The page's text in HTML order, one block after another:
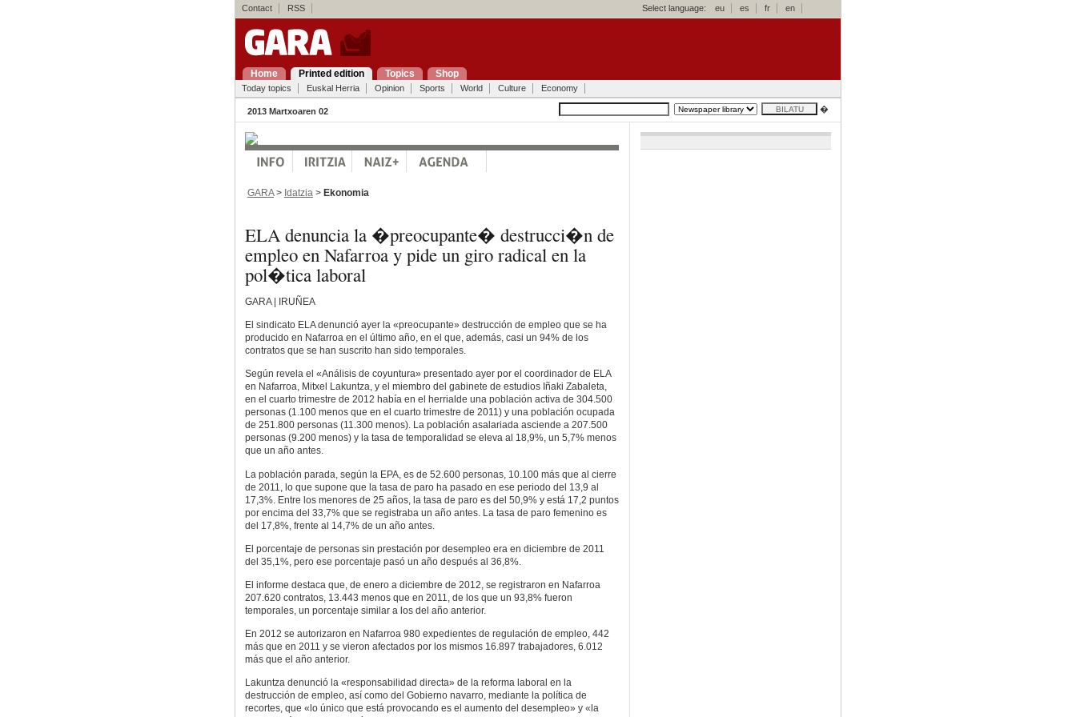
Contact RSS Select language: eu es fr en
Home Printed edition Topics Shop
Today topics Euskal Herria Opinion Sports World Culture Economy
2013 Martxoaren 02 �
GARA> Idatzia > Ekonomia
ELA denuncia la �preocupante� destrucci�n de
empleo en Nafarroa y pide un giro radical en la
pol�tica laboral
GARA | IRUÑEA
El sindicato ELA denunció ayer la «preocupante» destrucción de empleo que se ha
producido en Nafarroa en el último año, en el que, además, casi un 94% de los
contratos que se han suscrito han sido temporales.
Según revela el «Análisis de coyuntura» presentado ayer por el coordinador de ELA
en Nafarroa, Mitxel Lakuntza, y el miembro del gabinete de estudios Iñaki Zabaleta,
en el cuarto trimestre de 2012 había en el herrialde una población activa de 304.500
personas (1.100 menos que en el cuarto trimestre de 2011) y una población ocupada
de 251.800 personas (11.300 menos). La población asalariada asciende a 207.500
personas (9.200 menos) y la tasa de temporalidad se eleva al 18,9%, un 5,7% menos
que un año antes.
La población parada, según la EPA, es de 52.600 personas, 10.100 más que al cierre
de 2011, lo que supone que la tasa de paro ha pasado en ese periodo del 13,9 al
17,3%. Entre los menores de 25 años, la tasa de paro es del 50,9% y está 17,2 puntos
por encima del 33,7% que se registraba un año antes. La tasa de paro femenino es
del 17,8%, frente al 14,7% de un año antes.
El porcentaje de personas sin prestación por desempleo era en diciembre de 2011
del 35,1%, pero ese porcentaje pasó un año después al 36,8%.
El informe destaca que, de enero a diciembre de 2012, se registraron en Nafarroa
207.620 contratos, 13.443 menos que en 2011, de los que un 93,8% fueron
temporales, un porcentaje similar a los del año anterior.
En 2012 se autorizaron en Nafarroa 980 expedientes de regulación de empleo, 442
más que en 2011 y se vieron afectados por los mismos 16.897 trabajadores, 6.012
más que el año anterior.
Lakuntza denunció la «responsabilidad directa» de la reforma laboral en la
destrucción de empleo, así como del Gobierno navarro, mediante la política de
recortes, que «lo único que está provocando es el aumento del desempleo» y «la